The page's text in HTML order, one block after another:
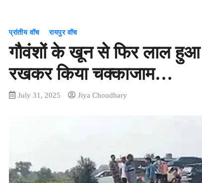
प्रांतीय वॉच रायपुर वॉच
गौवंशों के खून से फिर लाल
रखकर किया चक्काजाम…
July 31, 2025 Jiya Choudhary